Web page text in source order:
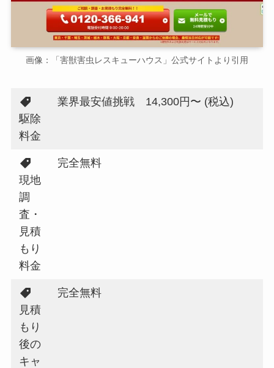
画像：「害獣害虫レスキューハウス」公式サイトより引用
駆除
料金
業界最安値挑戦 14,300円〜 (税込)
現地
調
査・
見積
もり
料金
完全無料
見積
もり
後の
キャ
完全無料